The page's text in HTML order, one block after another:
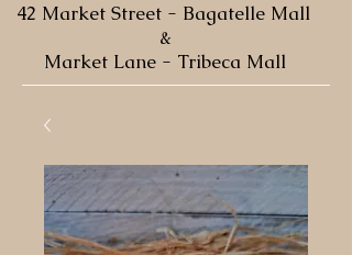
42 Market Street - Bagatelle Mall
&
Market Lane - Tribeca Mall